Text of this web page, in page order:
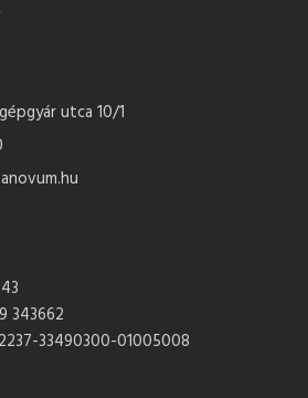
utca 10/1
343662
33490300-01005008